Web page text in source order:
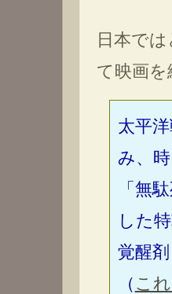
日本で
て映画
太平
み、
「無
した
覚醒
（ こ